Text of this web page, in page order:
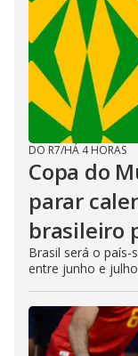
DO R7/HÁ 4 HORAS
Copa do
parar
brasileiro
Brasil será o país-
entre junho e julho